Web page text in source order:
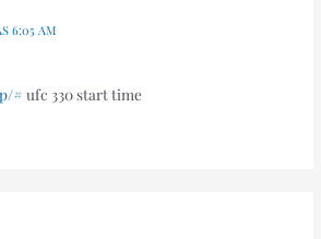
6:05 AM
# ufc 330 start time